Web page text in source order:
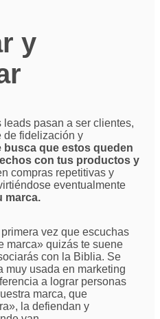
y
pasan a ser clientes,
de fidelización y
busca que estos queden
con tus productos y
compras repetitivas y
eventualmente
marca.
vez que escuchas
marca» quizás te suene
con la Biblia. Se
muy usada en marketing
a lograr personas
marca, que
la defiendan y